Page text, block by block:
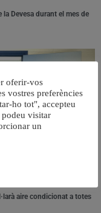
Devesa durant el mes de
aire condicionat a totes
oferir-vos
vostres preferències
ho tot", accepteu
podeu visitar
un